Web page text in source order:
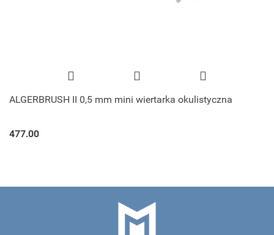
ALGERBRUSH II 0,5 mm mini wiertarka okulistyczna
477.00